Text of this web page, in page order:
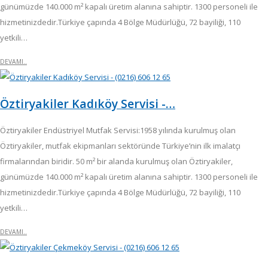
günümüzde 140.000 m² kapalı üretim alanına sahiptir. 1300 personeli ile
hizmetinizdedir.Türkiye çapında 4 Bölge Müdürlüğü, 72 bayiliği, 110
yetkili…
DEVAMI..
Öztiryakiler Kadıköy Servisi -…
Öztiryakiler Endüstriyel Mutfak Servisi:1958 yılında kurulmuş olan
Öztiryakiler, mutfak ekipmanları sektöründe Türkiye’nin ilk imalatçı
firmalarından biridir. 50 m² bir alanda kurulmuş olan Öztiryakiler,
günümüzde 140.000 m² kapalı üretim alanına sahiptir. 1300 personeli ile
hizmetinizdedir.Türkiye çapında 4 Bölge Müdürlüğü, 72 bayiliği, 110
yetkili…
DEVAMI..